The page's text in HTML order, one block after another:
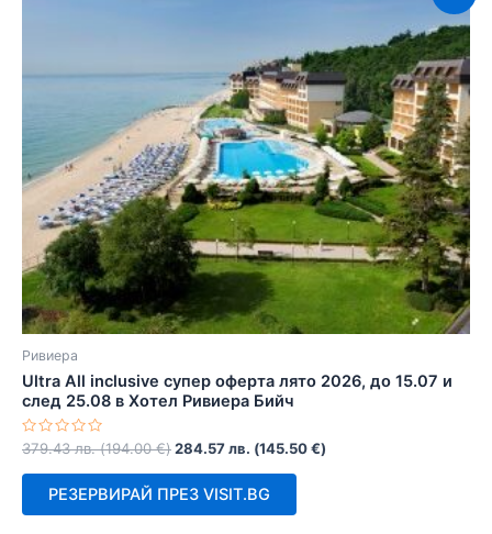
Ривиера
Ultra All inclusive супер оферта лято 2026, до 15.07 и
след 25.08 в Хотел Ривиера Бийч
Оценено
с
0
379.43лв. (194.00€)284.57лв. (145.50€)
РЕЗЕРВИРАЙ ПРЕЗ VISIT.BG